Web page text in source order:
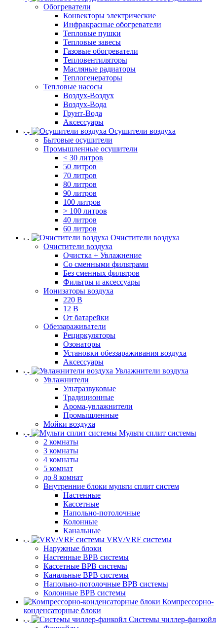
Обогреватели
Конвекторы электрические
Инфракрасные обогреватели
Тепловые пушки
Тепловые завесы
Газовые обогреватели
Тепловентиляторы
Масляные радиаторы
Теплогенераторы
Тепловые насосы
Воздух-Воздух
Воздух-Вода
Грунт-Вода
Аксессуары
Осушители воздуха
Бытовые осушители
Промышленные осушители
< 30 литров
50 литров
70 литров
80 литров
90 литров
100 литров
> 100 литров
40 литров
60 литров
Очистители воздуха
Очистители воздуха
Очистка + Увлажнение
Cо сменными фильтрами
Без сменных фильтров
Фильтры и аксессуары
Ионизаторы воздуха
220 В
12 В
От батарейки
Обеззараживатели
Рециркуляторы
Озонаторы
Установки обеззараживания воздуха
Аксессуары
Увлажнители воздуха
Увлажнители
Ультразвуковые
Традиционные
Арома-увлажнители
Промышленные
Мойки воздуха
Мульти сплит системы
2 комнаты
3 комнаты
4 комнаты
5 комнат
до 8 комнат
Внутренние блоки мульти сплит систем
Настенные
Кассетные
Напольно-потолочные
Колонные
Канальные
VRV/VRF системы
Наружные блоки
Настенные ВРВ системы
Кассетные ВРВ системы
Канальные ВРВ системы
Напольно-потолочные ВРВ системы
Колонные ВРВ системы
Компрессорно-
конденсаторные блоки
Системы чиллер-фанкойл